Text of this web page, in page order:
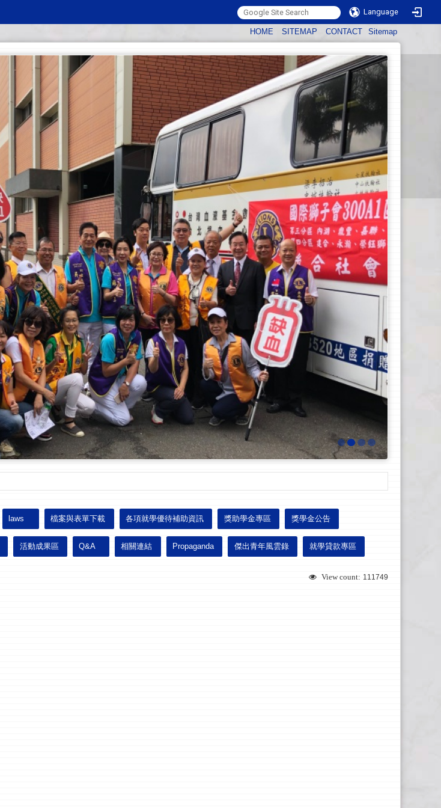
Language
HOME SITEMAP CONTACT Sitemap
laws 檔案與表單下載 各項就學優待補助資訊 獎助學金專區 獎學金公告
活動成果區 Q&A 相關連結 Propaganda 傑出青年風雲錄 就學貸款專區
View count: 111749